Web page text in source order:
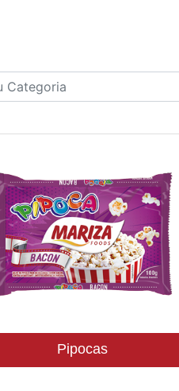
Pipocas